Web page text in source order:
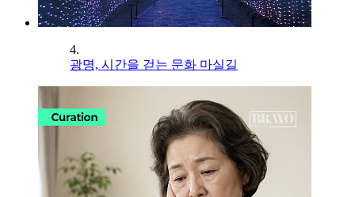
4.
광명, 시간을 걷는 문화 마실길